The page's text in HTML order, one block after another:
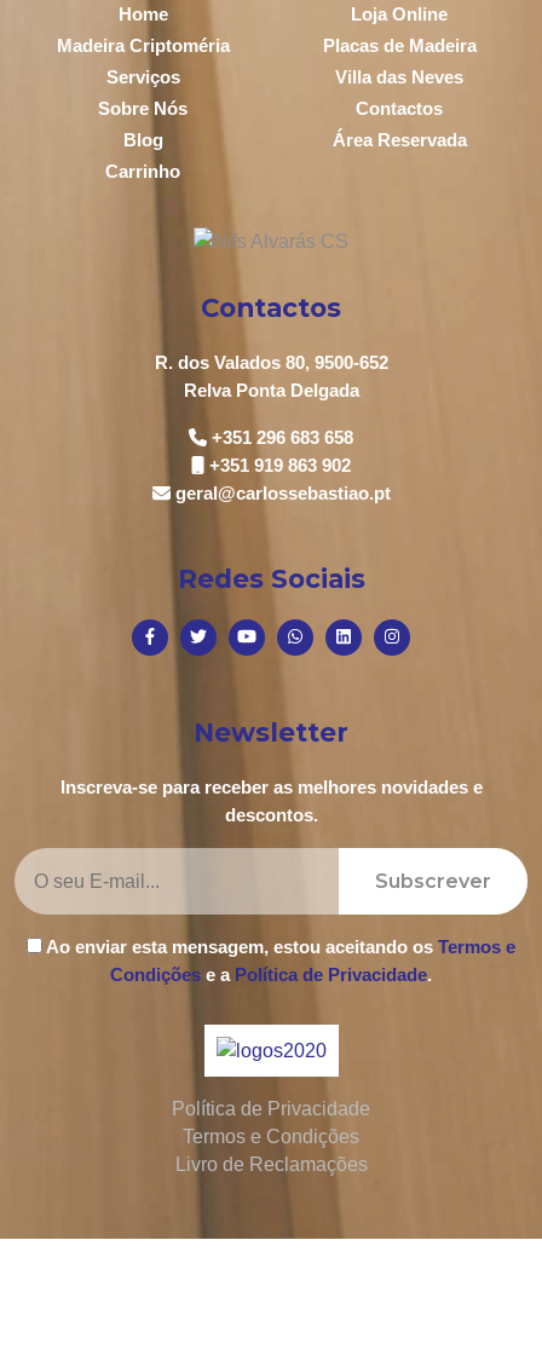
Home
Loja Online
Madeira Criptoméria
Placas de Madeira
Serviços
Villa das Neves
Sobre Nós
Contactos
Blog
Área Reservada
Carrinho
Contactos
R. dos Valados 80, 9500-652
Relva Ponta Delgada
+351 296 683 658
+351 919 863 902
geral@carlossebastiao.pt
Redes Sociais
Newsletter
Inscreva-se para receber as melhores novidades e
descontos.
Subscrever
Ao enviar esta mensagem, estou aceitando os Termos e
Condições e a Política de Privacidade.
Política de Privacidade
Termos e Condições
Livro de Reclamações